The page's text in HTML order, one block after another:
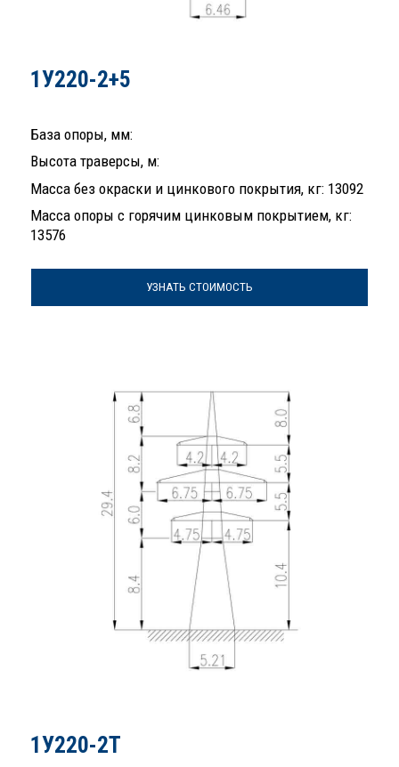
1У220-2+5
База опоры, мм:
Высота траверсы, м:
Масса без окраски и цинкового покрытия, кг: 13092
Масса опоры с горячим цинковым покрытием, кг:
13576
УЗНАТЬ СТОИМОСТЬ
1У220-2Т